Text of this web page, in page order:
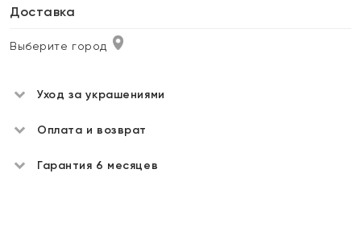
Доставка
Выберите город
Уход за украшениями
Оплата и возврат
Гарантия 6 месяцев